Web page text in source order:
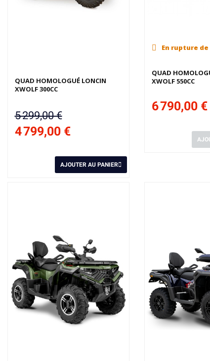
QUAD HOMOLOGUÉ LONCIN
XWOLF 300CC
5 299,00 €
4 799,00 €
AJOUTER AU PANIER
En rupture
QUAD
XWOLF 550CC
6 790,00 €